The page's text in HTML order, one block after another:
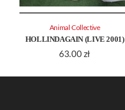
HOLLINDAGAIN (LIVE 2001)
63.00 zł
Animal Collective